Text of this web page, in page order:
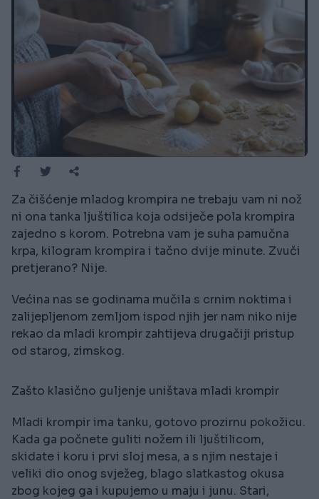
Za čišćenje mladog krompira ne trebaju vam ni nož
ni ona tanka ljuštilica koja odsiječe pola krompira
zajedno s korom. Potrebna vam je suha pamučna
krpa, kilogram krompira i tačno dvije minute. Zvuči
pretjerano? Nije.
Većina nas se godinama mučila s crnim noktima i
zalijepljenom zemljom ispod njih jer nam niko nije
rekao da mladi krompir zahtijeva drugačiji pristup
od starog, zimskog.
Zašto klasično guljenje uništava mladi krompir
Mladi krompir ima tanku, gotovo prozirnu pokožicu.
Kada ga počnete guliti nožem ili ljuštilicom,
skidate i koru i prvi sloj mesa, a s njim nestaje i
veliki dio onog svježeg, blago slatkastog okusa
zbog kojeg ga i kupujemo u maju i junu. Stari,